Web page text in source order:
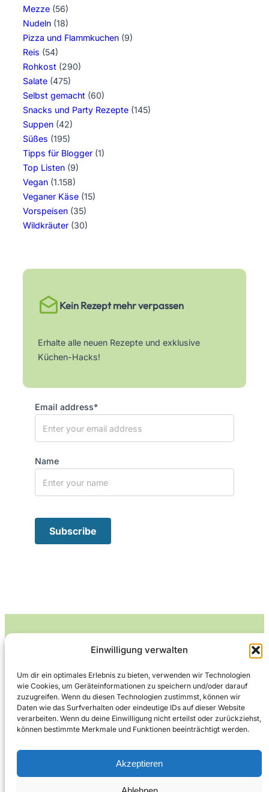
Einwilligung verwalten
Um dir ein optimales Erlebnis zu bieten, verwenden wir Technologien
wie Cookies, um Geräteinformationen zu speichern und/oder darauf
zuzugreifen. Wenn du diesen Technologien zustimmst, können wir
Daten wie das Surfverhalten oder eindeutige IDs auf dieser Website
verarbeiten. Wenn du deine Einwilligung nicht erteilst oder zurückziehst,
können bestimmte Merkmale und Funktionen beeinträchtigt werden.
Akzeptieren
Mezze (56)
Nudeln (18)
Pizza und Flammkuchen (9)
Reis (54)
Rohkost (290)
Salate (475)
Selbst gemacht (60)
Snacks und Party Rezepte (145)
Suppen (42)
Süßes (195)
Tipps für Blogger (1)
Top Listen (9)
Vegan (1.158)
Veganer Käse (15)
Vorspeisen (35)
Wildkräuter (30)
Kein Rezept mehr verpassen
Erhalte alle neuen Rezepte und exklusive
Küchen-Hacks!
Email address*
Name
Leckerlife
Lecker essen – gesund leben.
Kontakt